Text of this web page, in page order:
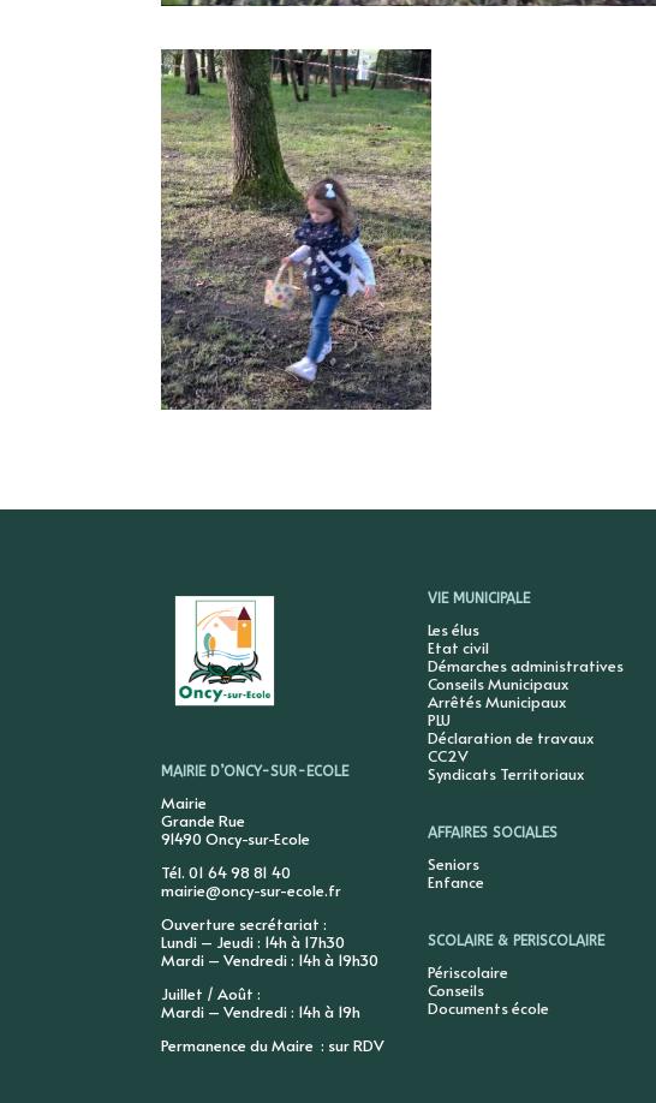
MAIRIE D’ONCY-SUR-ECOLE
Mairie
Grande Rue
91490 Oncy-sur-Ecole
Tél. 01 64 98 81 40
mairie@oncy-sur-ecole.fr
Ouverture secrétariat :
Lundi – Jeudi : 14h à 17h30
Mardi – Vendredi : 14h à 19h30
Juillet / Août :
Mardi – Vendredi : 14h à 19h
Permanence du Maire : sur RDV
VIE MUNICIPALE
Les élus
Etat civil
Démarches administratives
Conseils Municipaux
Arrêtés Municipaux
PLU
Déclaration de travaux
CC2V
Syndicats Territoriaux
AFFAIRES SOCIALES
Seniors
Enfance
SCOLAIRE & PERISCOLAIRE
Périscolaire
Conseils
Documents école